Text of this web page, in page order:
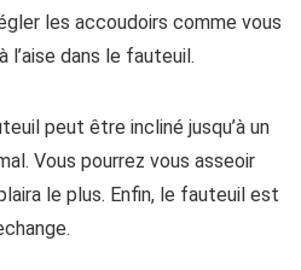
les accoudoirs comme vous
l’aise dans le fauteuil.
peut être incliné jusqu’à un
Vous pourrez vous asseoir
le plus. Enfin, le fauteuil est